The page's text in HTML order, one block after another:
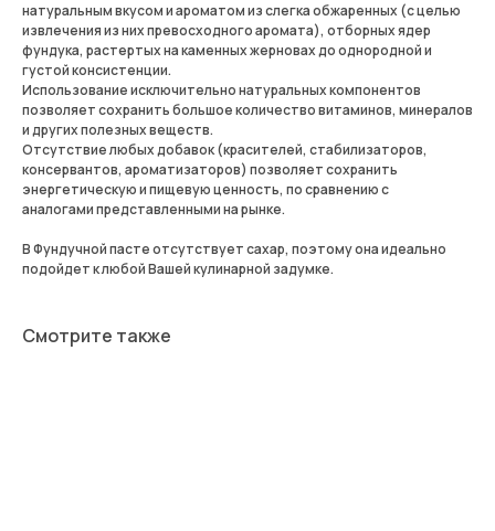
натуральным вкусом и ароматом из слегка обжаренных (с целью
извлечения из них превосходного аромата), отборных ядер
фундука, растертых на каменных жерновах до однородной и
густой консистенции.
Использование исключительно натуральных компонентов
позволяет сохранить большое количество витаминов, минералов
и других полезных веществ.
Отсутствие любых добавок (красителей, стабилизаторов,
консервантов, ароматизаторов) позволяет сохранить
энергетическую и пищевую ценность, по сравнению с
аналогами представленными на рынке.
В Фундучной пасте отсутствует сахар, поэтому она идеально
подойдет к любой Вашей кулинарной задумке.
Смотрите также